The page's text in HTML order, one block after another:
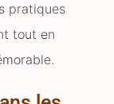
pratiques
tout en